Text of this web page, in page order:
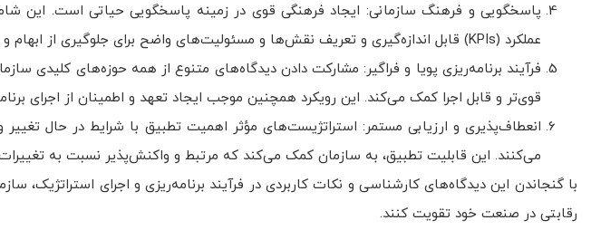
پاسخگویی و فرهنگ سازمانی: ایجاد فرهنگی قوی در زمینه پاسخگویی حیاتی است. این
عملکرد (KPIs) قابل اندازه‌گیری و تعریف نقش‌ها و مسئولیت‌های واضح برای جلوگیری از ابهام و اجرای مؤثر استراتژی است.
فرآیند برنامه‌ریزی پویا و فراگیر: مشارکت دادن دیدگاه‌های متنوع از همه حوزه‌های کلیدی
قوی‌تر و قابل اجرا کمک می‌کند. این رویکرد همچنین موجب ایجاد تعهد و اطمینان از اجرای
انعطاف‌پذیری و ارزیابی مستمر: استراتژیست‌های مؤثر اهمیت تطبیق با شرایط در حال تغییر و
می‌کنند. این قابلیت تطبیق، به سازمان کمک می‌کند که مرتبط و واکنش‌پذیر نسبت به تغییرات
با گنجاندن این دیدگاه‌های کارشناسی و نکات کاربردی در فرآیند برنامه‌ریزی و اجرای استراتژیک،
رقابتی در صنعت خود تقویت کنند.